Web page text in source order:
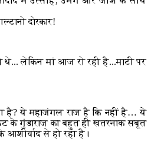
दोरकार!
लेकिन मां आज रो रही है...माटी पर
है? ये महाजंगल राज है कि नहीं है… ये
के गुंडाराज का बहुत ही खतरनाक सबूत
से हो रहा है।